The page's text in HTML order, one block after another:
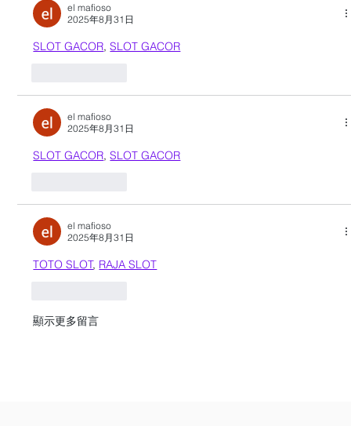
el mafioso
2025年8月31日
SLOT GACOR, SLOT GACOR
el mafioso
2025年8月31日
SLOT GACOR, SLOT GACOR
el mafioso
2025年8月31日
TOTO SLOT, RAJA SLOT
顯示更多留言